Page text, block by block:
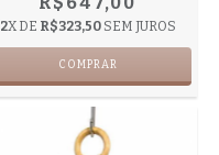
2X DE R$323,50SEM JUROS